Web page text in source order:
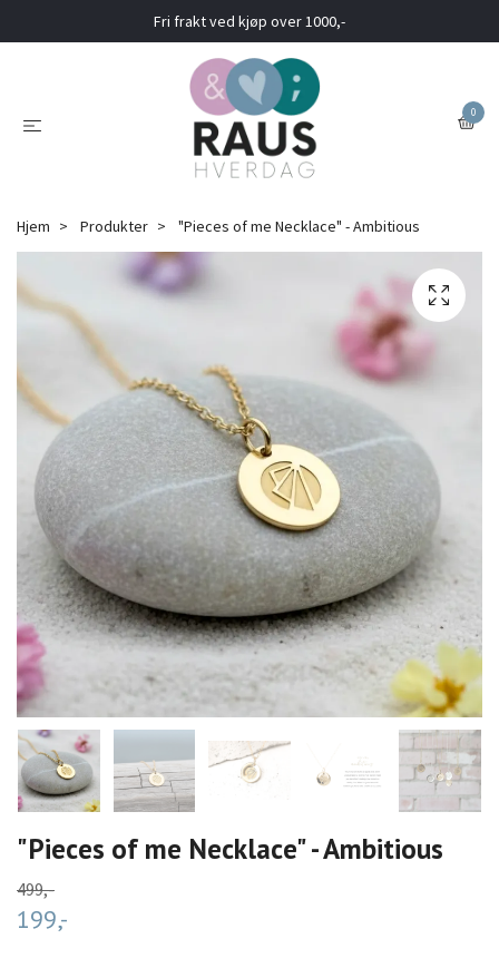
Fri frakt ved kjøp over 1000,-
0
Hjem Produkter "Pieces of me Necklace" - Ambitious
"Pieces of me Necklace" - Ambitious
499,-
199,-